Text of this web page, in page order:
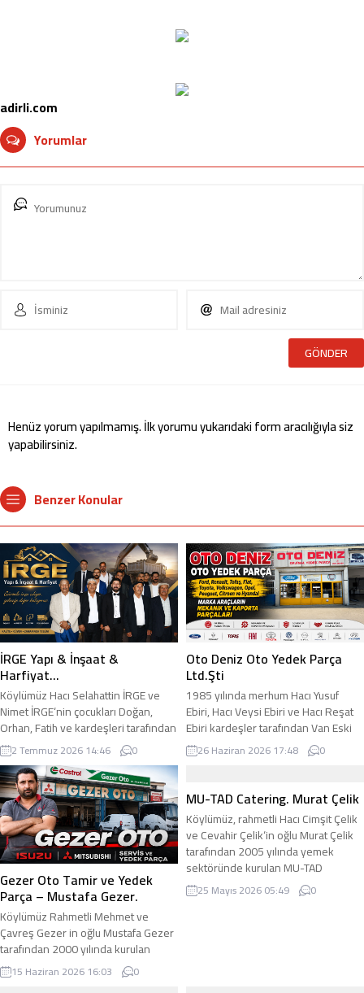
adirli.com
Yorumlar
Henüz yorum yapılmamış. İlk yorumu yukarıdaki form aracılığıyla siz
yapabilirsiniz.
Benzer Konular
İRGE Yapı & İnşaat &
Harfiyat…
Köylümüz Hacı Selahattin İRGE ve
Nimet İRGE‘nin çocukları Doğan,
Orhan, Fatih ve kardeşleri tarafından
işletilen İRGE Yapı & İnşaat &
Hafriyat, kurulduğu günden bu yana
dürüstlük, güven ve kaliteli hizmet
anlayışını ilke edinerek inşaat
sektöründe faaliyetlerini başarıyla
sürdürmektedir. Güçlü ekipman
parkı, deneyimli personeli ve
profesyonel çalışma anlayışıyla
hizmet veren firma;...
2 Temmuz 2026 14:46 0
Oto Deniz Oto Yedek Parça
Ltd.Şti
1985 yılında merhum Hacı Yusuf
Ebiri, Hacı Veysi Ebiri ve Hacı Reşat
Ebiri kardeşler tarafından Van Eski
Sanayi Sitesi’nde kurulan Oto Deniz
Oto Yedek Parça, 40 yılı aşkın
sektörünün köklü ve güvenilir
kuruluşlarından biri olmayı
başarmıştır. Bugün işletme; Fesih
Ebiri, Deniz Ebiri ve Davut Ebiri
tarafından...
26 Haziran 2026 17:48 0
Gezer Oto Tamir ve Yedek
Parça – Mustafa Gezer.
Köylümüz Rahmetli Mehmet ve
Çavreş Gezer in oğlu Mustafa Gezer
tarafından 2000 yılında kurulan
Gezer Oto: Isuzu ve Mitsubishi
Araçları üzerine Servis ve Yedek
15 Haziran 2026 16:03 0
MU-TAD Catering. Murat Çelik
Köylümüz, rahmetli Hacı Cimşit Çelik
ve Cevahir Çelik‘in oğlu Murat Çelik
tarafından 2005 yılında yemek
sektöründe kurulan MU-TAD
Catering, bugün bölgenin önde
gelen toplu yemek üretim
25 Mayıs 2026 05:49 0